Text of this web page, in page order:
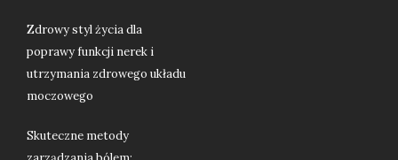
Zdrowy styl życia dla
poprawy funkcji nerek i
utrzymania zdrowego układu
moczowego
Skuteczne metody